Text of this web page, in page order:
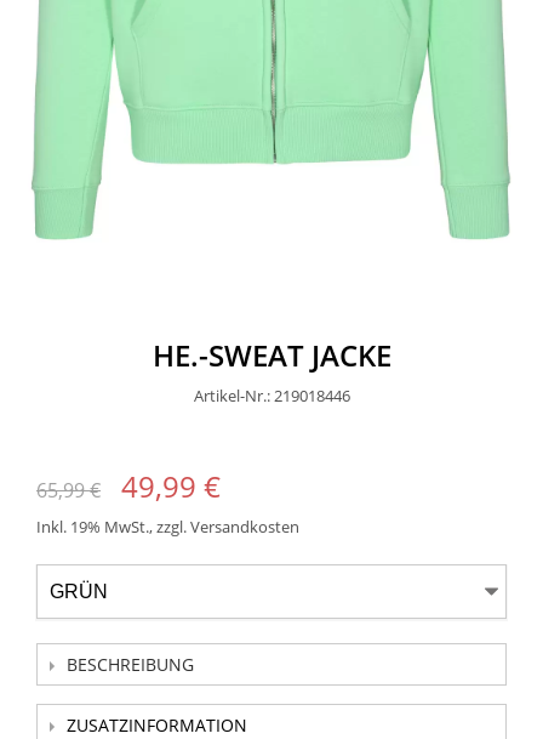
HE.-SWEAT JACKE
Artikel-Nr.: 219018446
65,99 € 49,99 €
Inkl. 19% MwSt.,zzgl.Versandkosten
BESCHREIBUNG
ZUSATZINFORMATION